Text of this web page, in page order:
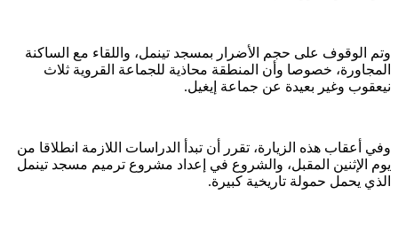
وتم الوقوف على حجم الأضرار بمسجد تينمل، واللقاء مع الساكنة
المجاورة، خصوصا وأن المنطقة محاذية للجماعة القروية ثلاث
نيعقوب وغير بعيدة عن جماعة إيغيل.
وفي أعقاب هذه الزيارة، تقرر أن تبدأ الدراسات اللازمة انطلاقا من
يوم الإثنين المقبل، والشروع في إعداد مشروع ترميم مسجد تينمل
الذي يحمل حمولة تاريخية كبيرة.